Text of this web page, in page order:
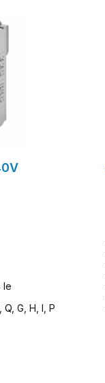
le
G, H, I, P